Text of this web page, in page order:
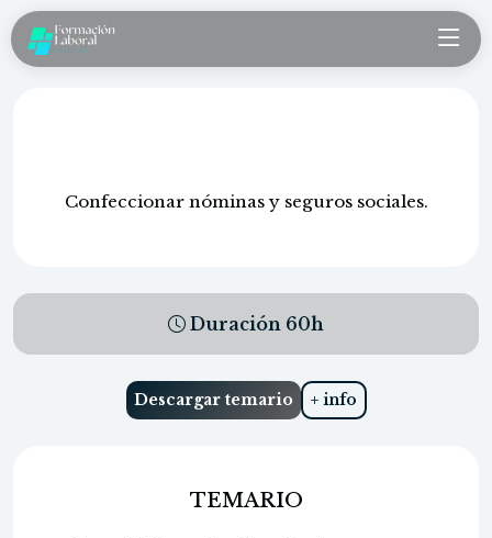
Confeccionar nóminas y seguros sociales.
Duración 60h
Descargar temario + info
TEMARIO